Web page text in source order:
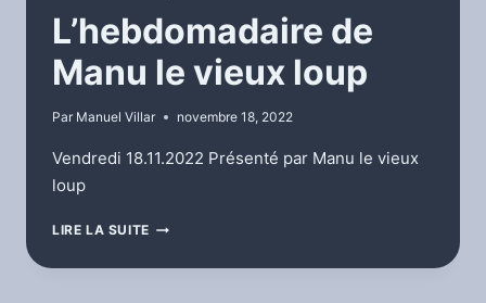
L’hebdomadaire de
Manu le vieux loup
Par Manuel Villar novembre 18, 2022
Vendredi 18.11.2022 Présenté par Manu le vieux
loup
LIRE LA SUITE L’HEBDOMADAIRE
MANU